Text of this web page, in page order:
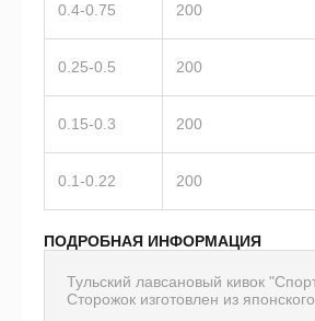
0.4-0.75 200
0.25-0.5 200
0.15-0.3 200
0.1-0.22 200
ПОДРОБНАЯ ИНФОРМАЦИЯ
Тульский лавсановый кивок
Сторожок изготовлен из